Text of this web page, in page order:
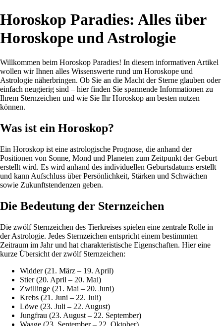
Horoskop Paradies: Alles über
Horoskope und Astrologie
Willkommen beim Horoskop Paradies! In diesem informativen Artikel
wollen wir Ihnen alles Wissenswerte rund um Horoskope und
Astrologie näherbringen. Ob Sie an die Macht der Sterne glauben oder
einfach neugierig sind – hier finden Sie spannende Informationen zu
Ihrem Sternzeichen und wie Sie Ihr Horoskop am besten nutzen
können.
Was ist ein Horoskop?
Ein Horoskop ist eine astrologische Prognose, die anhand der
Positionen von Sonne, Mond und Planeten zum Zeitpunkt der Geburt
erstellt wird. Es wird anhand des individuellen Geburtsdatums erstellt
und kann Aufschluss über Persönlichkeit, Stärken und Schwächen
sowie Zukunftstendenzen geben.
Die Bedeutung der Sternzeichen
Die zwölf Sternzeichen des Tierkreises spielen eine zentrale Rolle in
der Astrologie. Jedes Sternzeichen entspricht einem bestimmten
Zeitraum im Jahr und hat charakteristische Eigenschaften. Hier eine
kurze Übersicht der zwölf Sternzeichen:
Widder (21. März – 19. April)
Stier (20. April – 20. Mai)
Zwillinge (21. Mai – 20. Juni)
Krebs (21. Juni – 22. Juli)
Löwe (23. Juli – 22. August)
Jungfrau (23. August – 22. September)
Waage (23. September – 22. Oktober)